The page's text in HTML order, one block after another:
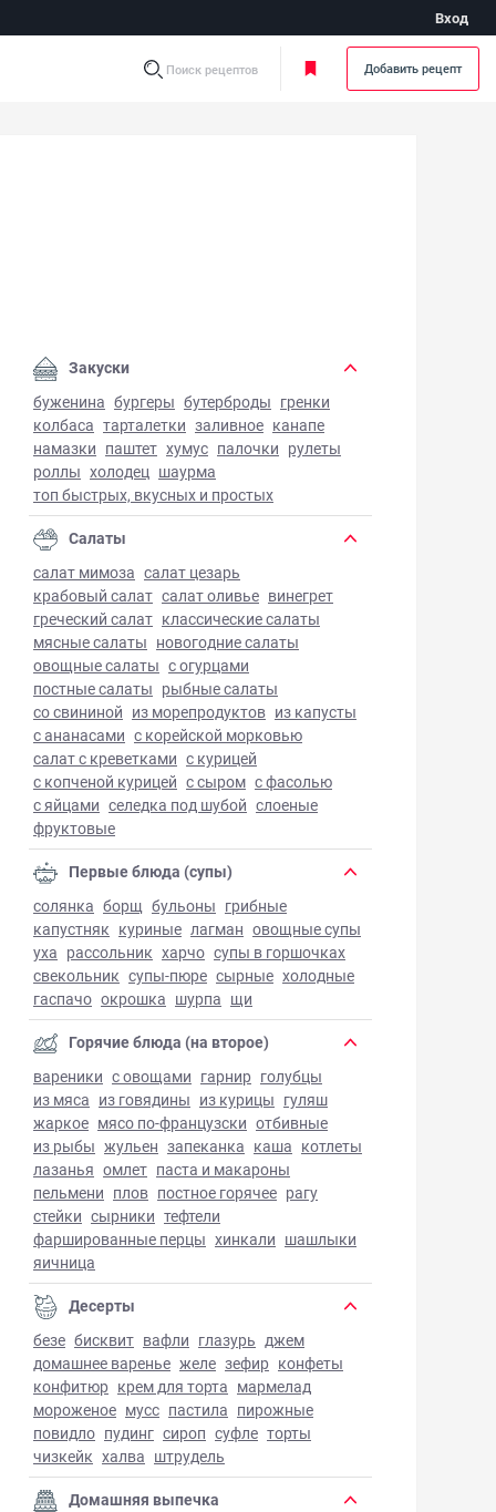
Вход
Поиск рецептов Добавить рецепт
в рукаве в духовке - фото готового блюда
Закуски
буженина бургеры бутерброды гренки
колбаса тарталетки заливное канапе
намазки паштет хумус палочки рулеты
роллы холодец шаурма
топ быстрых, вкусных и простых
Салаты
салат мимоза салат цезарь
крабовый салат салат оливье винегрет
греческий салат классические салаты
мясные салаты новогодние салаты
овощные салаты с огурцами
постные салаты рыбные салаты
со свининой из морепродуктов из капусты
с ананасами с корейской морковью
салат с креветками с курицей
с копченой курицей с сыром с фасолью
с яйцами селедка под шубой слоеные
фруктовые
Первые блюда (супы)
солянка борщ бульоны грибные
капустняк куриные лагман овощные супы
уха рассольник харчо супы в горшочках
свекольник супы-пюре сырные холодные
гаспачо окрошка шурпа щи
Горячие блюда (на второе)
вареники с овощами гарнир голубцы
из мяса из говядины из курицы гуляш
жаркое мясо по-французски отбивные
из рыбы жульен запеканка каша котлеты
лазанья омлет паста и макароны
пельмени плов постное горячее рагу
стейки сырники тефтели
фаршированные перцы хинкали шашлыки
яичница
Десерты
безе бисквит вафли глазурь джем
домашнее варенье желе зефир конфеты
конфитюр крем для торта мармелад
мороженое мусс пастила пирожные
повидло пудинг сироп суфле торты
чизкейк халва штрудель
Домашняя выпечка